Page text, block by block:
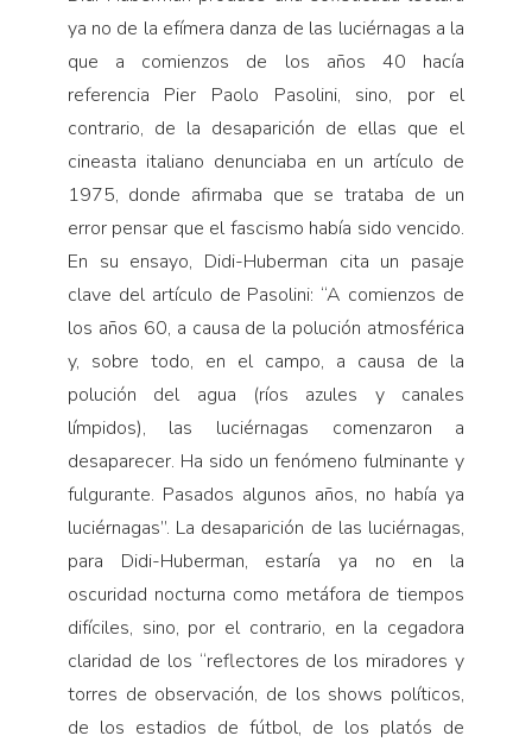
ya no de la efímera danza de las luciérnagas a la
que a comienzos de los años 40 hacía
referencia Pier Paolo Pasolini, sino, por el
contrario, de la desaparición de ellas que el
cineasta italiano denunciaba en un artículo de
1975, donde afirmaba que se trataba de un
error pensar que el fascismo había sido vencido.
En su ensayo, Didi-Huberman cita un pasaje
clave del artículo de Pasolini: “A comienzos de
los años 60, a causa de la polución atmosférica
y, sobre todo, en el campo, a causa de la
polución del agua (ríos azules y canales
límpidos), las luciérnagas comenzaron a
desaparecer. Ha sido un fenómeno fulminante y
fulgurante. Pasados algunos años, no había ya
luciérnagas”. La desaparición de las luciérnagas,
para Didi-Huberman, estaría ya no en la
oscuridad nocturna como metáfora de tiempos
difíciles, sino, por el contrario, en la cegadora
claridad de los “reflectores de los miradores y
torres de observación, de los shows políticos,
de los estadios de fútbol, de los platós de